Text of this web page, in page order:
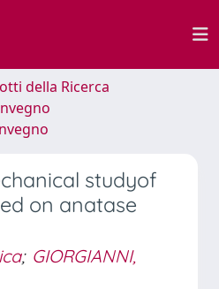
della Ricerca
studyof
on anatase
; GIORGIANNI,